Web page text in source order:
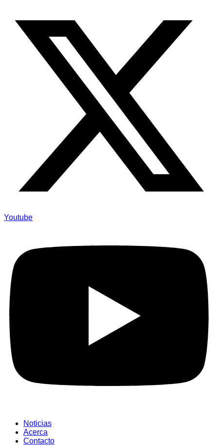
Youtube
Noticias
Acerca
Contacto